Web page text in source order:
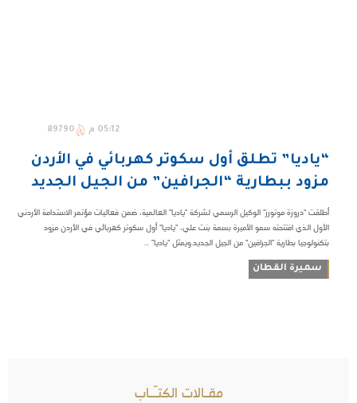
05:12 م 89790
“ياديا” تطلق أول سكوتر كهربائي في الأردن
مزود ببطارية “الجرافين” من الجيل الجديد
أطلقت "دروزة موتورز" الوكيل الرسمي لشركة "ياديا" العالمية، ضمن فعاليات مؤتمر الاستدامة الأردني
الأول الذي افتتحته سمو الأميرة بسمة بنت علي، "ياديا" أول سكوتر كهربائي في الأردن مزود
بتكنولوجيا بطارية "الجرافين" من الجيل الجديد.ويمثل "ياديا" ...
سميرة القطان
مقـالات الكتـّـاب